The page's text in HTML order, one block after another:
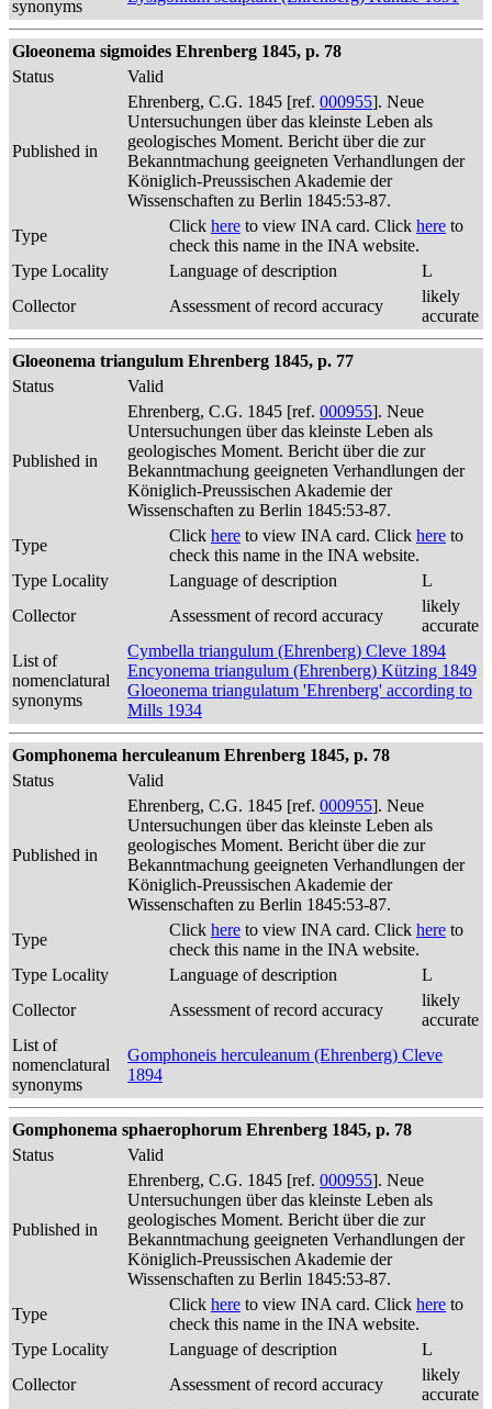
synonyms
Gloeonema sigmoides Ehrenberg 1845, p. 78
Status
Valid
Published in
Ehrenberg, C.G. 1845 [ref. 000955]. Neue
Untersuchungen über das kleinste Leben als
geologisches Moment. Bericht über die zur
Bekanntmachung geeigneten Verhandlungen der
Königlich-Preussischen Akademie der
Wissenschaften zu Berlin 1845:53-87.
Type
Click here to view INA card. Click here to
check this name in the INA website.
Type Locality
Language of description
L
Collector
Assessment of record accuracy
likely
accurate
Gloeonema triangulum Ehrenberg 1845, p. 77
Status
Valid
Published in
Ehrenberg, C.G. 1845 [ref. 000955]. Neue
Untersuchungen über das kleinste Leben als
geologisches Moment. Bericht über die zur
Bekanntmachung geeigneten Verhandlungen der
Königlich-Preussischen Akademie der
Wissenschaften zu Berlin 1845:53-87.
Type
Click here to view INA card. Click here to
check this name in the INA website.
Type Locality
Language of description
L
Collector
Assessment of record accuracy
likely
accurate
List of
nomenclatural
synonyms
Cymbella triangulum (Ehrenberg) Cleve 1894
Encyonema triangulum (Ehrenberg) Kützing 1849
Gloeonema triangulatum 'Ehrenberg' according to
Mills 1934
Gomphonema herculeanum Ehrenberg 1845, p. 78
Status
Valid
Published in
Ehrenberg, C.G. 1845 [ref. 000955]. Neue
Untersuchungen über das kleinste Leben als
geologisches Moment. Bericht über die zur
Bekanntmachung geeigneten Verhandlungen der
Königlich-Preussischen Akademie der
Wissenschaften zu Berlin 1845:53-87.
Type
Click here to view INA card. Click here to
check this name in the INA website.
Type Locality
Language of description
L
Collector
Assessment of record accuracy
likely
accurate
List of
nomenclatural
synonyms
Gomphoneis herculeanum (Ehrenberg) Cleve
1894
Gomphonema sphaerophorum Ehrenberg 1845, p. 78
Status
Valid
Published in
Ehrenberg, C.G. 1845 [ref. 000955]. Neue
Untersuchungen über das kleinste Leben als
geologisches Moment. Bericht über die zur
Bekanntmachung geeigneten Verhandlungen der
Königlich-Preussischen Akademie der
Wissenschaften zu Berlin 1845:53-87.
Type
Click here to view INA card. Click here to
check this name in the INA website.
Type Locality
Language of description
L
Collector
Assessment of record accuracy
likely
accurate